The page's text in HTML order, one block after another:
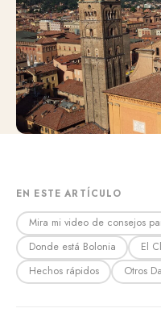
EN ESTE ARTÍCULO
Mira mi video de consejos
Donde está Bolonia
El
Hechos rápidos
Otros